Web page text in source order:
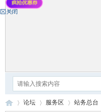
论坛 服务区 站务总台